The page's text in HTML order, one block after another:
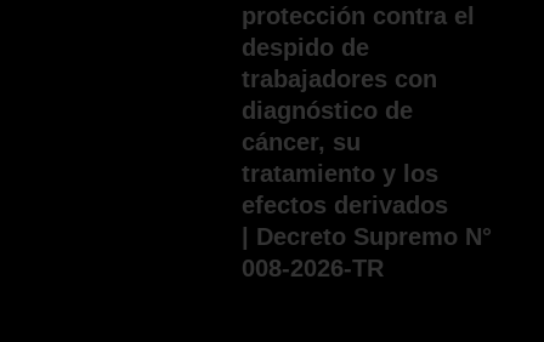
protección contra el
despido de
trabajadores con
diagnóstico de
cáncer, su
tratamiento y los
efectos derivados
| Decreto Supremo N°
008-2026-TR